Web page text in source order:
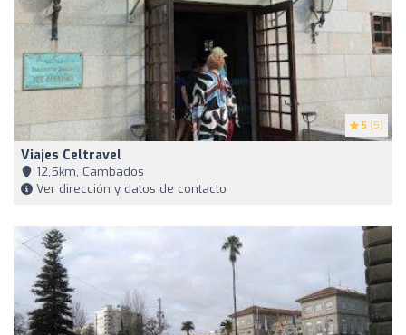
5 (5)
Viajes Celtravel
12,5km, Cambados
Ver dirección y datos de contacto